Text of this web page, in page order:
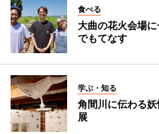
食べる
大曲の花火会場
でもてなす
学ぶ・知る
角間川に伝わる
展